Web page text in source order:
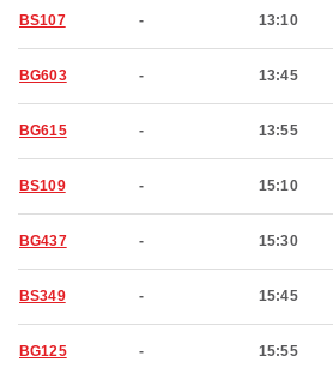
BS107 - 13:10
BG603 - 13:45
BG615 - 13:55
BS109 - 15:10
BG437 - 15:30
BS349 - 15:45
BG125 - 15:55